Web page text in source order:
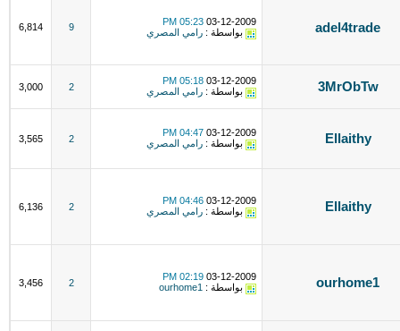
adel4trade
03-12-2009
05:23 PM
بواسطة : رامي المصري 9
6,814
3MrObTw
03-12-2009
05:18 PM
بواسطة : رامي المصري 2
3,000
Ellaithy
03-12-2009
04:47 PM
بواسطة : رامي المصري 2
3,565
Ellaithy
03-12-2009
04:46 PM
بواسطة : رامي المصري 2
6,136
ourhome1
03-12-2009
02:19 PM
بواسطة : ourhome1
2
3,456